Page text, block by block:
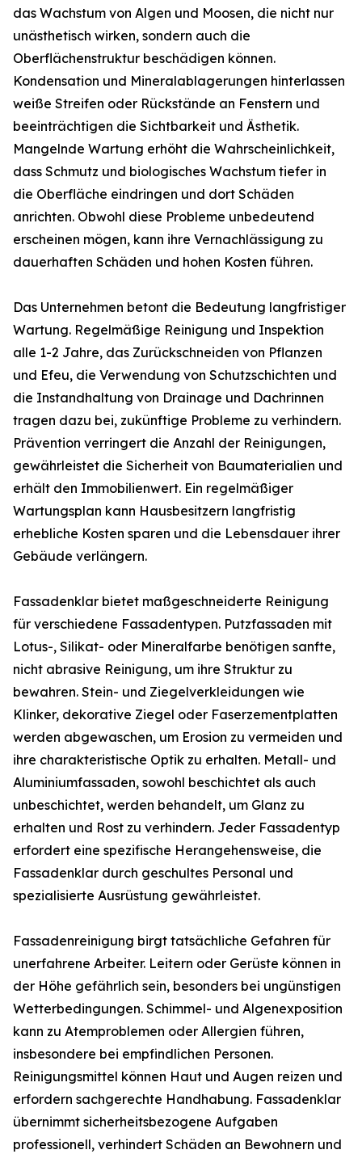
das Wachstum von Algen und Moosen, die nicht nur
unästhetisch wirken, sondern auch die
Oberflächenstruktur beschädigen können.
Kondensation und Mineralablagerungen hinterlassen
weiße Streifen oder Rückstände an Fenstern und
beeinträchtigen die Sichtbarkeit und Ästhetik.
Mangelnde Wartung erhöht die Wahrscheinlichkeit,
dass Schmutz und biologisches Wachstum tiefer in
die Oberfläche eindringen und dort Schäden
anrichten. Obwohl diese Probleme unbedeutend
erscheinen mögen, kann ihre Vernachlässigung zu
dauerhaften Schäden und hohen Kosten führen.
Das Unternehmen betont die Bedeutung langfristiger
Wartung. Regelmäßige Reinigung und Inspektion
alle 1-2 Jahre, das Zurückschneiden von Pflanzen
und Efeu, die Verwendung von Schutzschichten und
die Instandhaltung von Drainage und Dachrinnen
tragen dazu bei, zukünftige Probleme zu verhindern.
Prävention verringert die Anzahl der Reinigungen,
gewährleistet die Sicherheit von Baumaterialien und
erhält den Immobilienwert. Ein regelmäßiger
Wartungsplan kann Hausbesitzern langfristig
erhebliche Kosten sparen und die Lebensdauer ihrer
Gebäude verlängern.
Fassadenklar bietet maßgeschneiderte Reinigung
für verschiedene Fassadentypen. Putzfassaden mit
Lotus-, Silikat- oder Mineralfarbe benötigen sanfte,
nicht abrasive Reinigung, um ihre Struktur zu
bewahren. Stein- und Ziegelverkleidungen wie
Klinker, dekorative Ziegel oder Faserzementplatten
werden abgewaschen, um Erosion zu vermeiden und
ihre charakteristische Optik zu erhalten. Metall- und
Aluminiumfassaden, sowohl beschichtet als auch
unbeschichtet, werden behandelt, um Glanz zu
erhalten und Rost zu verhindern. Jeder Fassadentyp
erfordert eine spezifische Herangehensweise, die
Fassadenklar durch geschultes Personal und
spezialisierte Ausrüstung gewährleistet.
Fassadenreinigung birgt tatsächliche Gefahren für
unerfahrene Arbeiter. Leitern oder Gerüste können in
der Höhe gefährlich sein, besonders bei ungünstigen
Wetterbedingungen. Schimmel- und Algenexposition
kann zu Atemproblemen oder Allergien führen,
insbesondere bei empfindlichen Personen.
Reinigungsmittel können Haut und Augen reizen und
erfordern sachgerechte Handhabung. Fassadenklar
übernimmt sicherheitsbezogene Aufgaben
professionell, verhindert Schäden an Bewohnern und